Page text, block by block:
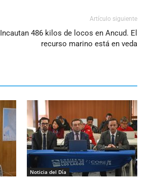
Artículo siguiente
Incautan 486 kilos de locos en Ancud. El
recurso marino está en veda
Noticia del Día